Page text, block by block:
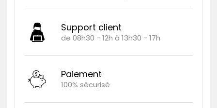
Support client
de 08h30 - 12h à 13h30 - 17h
Paiement
100% sécurisé